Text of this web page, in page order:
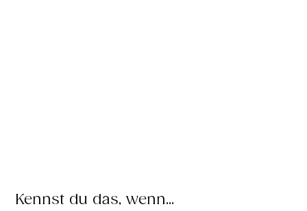
Kennst du das, wenn...